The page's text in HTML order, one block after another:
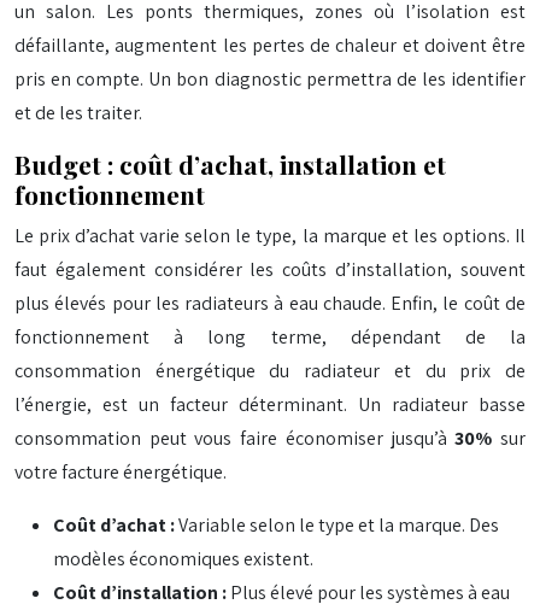
un salon. Les ponts thermiques, zones où l’isolation est
défaillante, augmentent les pertes de chaleur et doivent être
pris en compte. Un bon diagnostic permettra de les identifier
et de les traiter.
Budget : coût d’achat, installation et
fonctionnement
Le prix d’achat varie selon le type, la marque et les options. Il
faut également considérer les coûts d’installation, souvent
plus élevés pour les radiateurs à eau chaude. Enfin, le coût de
fonctionnement à long terme, dépendant de la
consommation énergétique du radiateur et du prix de
l’énergie, est un facteur déterminant. Un radiateur basse
consommation peut vous faire économiser jusqu’à30%sur
votre facture énergétique.
Coût d’achat :Variable selon le type et la marque. Des
modèles économiques existent.
Coût d’installation :Plus élevé pour les systèmes à eau